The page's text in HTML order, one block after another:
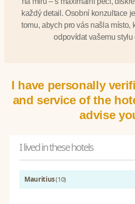
každý detail. Osobní konzultace
tomu, abych pro vás našla místo,
odpovídat vašemu stylu
I have personally
and service of the
advise
I lived in these hotels
Mauritius(10)